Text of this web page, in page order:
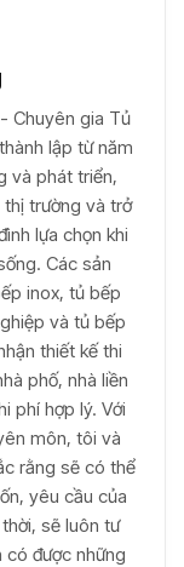
Chuyên gia Tủ
lập từ năm
và phát triển,
trường và trở
lựa chọn khi
Các sản
inox, tủ bếp
và tủ bếp
thiết kế thi
phố, nhà liền
phí hợp lý. Với
môn, tôi và
rằng sẽ có thể
yêu cầu của
sẽ luôn tư
có được những